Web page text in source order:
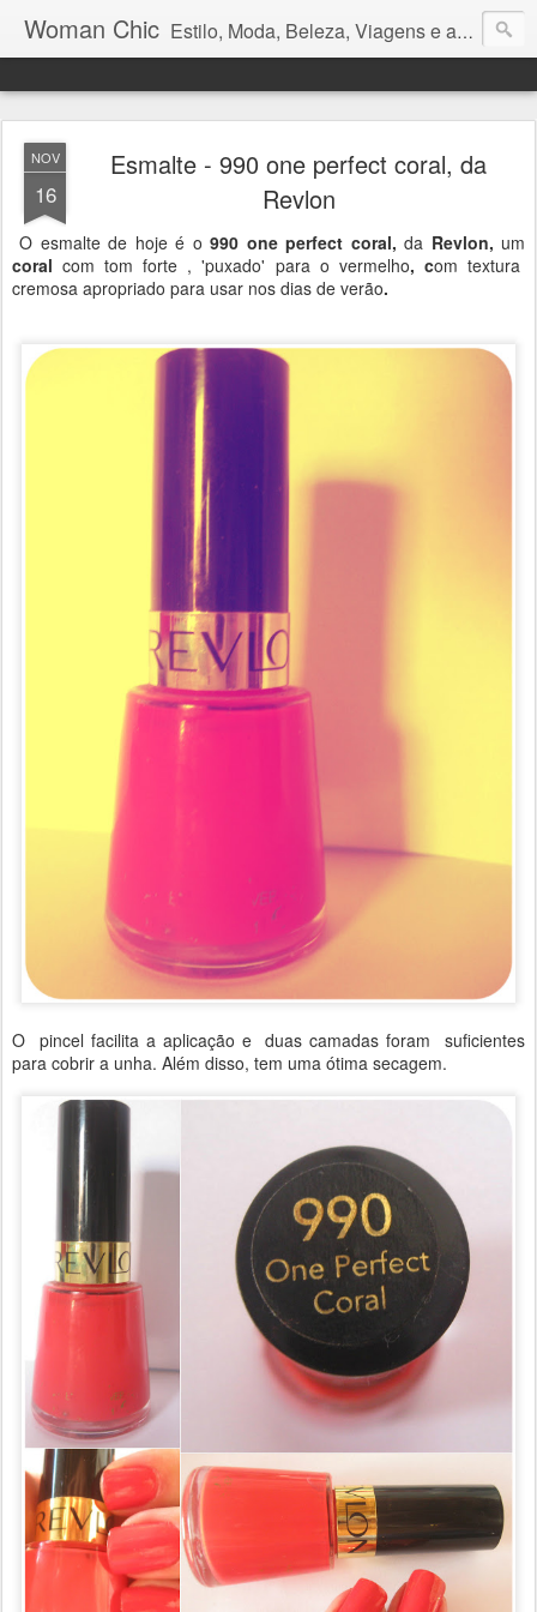
Woman Chic Estilo, Moda, Beleza, Viagens e afins.
NOV
16
Esmalte - 990 one perfect coral, da
Revlon
O esmalte de hoje é o990 one perfect coral,da Revlon, um
coral com tom forte , 'puxado' para o vermelho, com textura
cremosa apropriado para usar nos dias de verão.
O pincel facilita a aplicação e duas camadas foram suficientes
para cobrir a unha. Além disso, tem uma ótima secagem.